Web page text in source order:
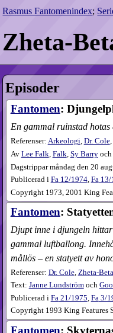
Rasmus Fantomenindex;
Zheta-
Episoder
Fantomen:
En gammal ruinstad hotas
Referenser: Arkeologi, Dr. Cole,
Av Lee Falk, Falk, Sy Barryoch
Dagstrippar måndag den 20
Publicerad i Fa12​/1974, Fa13​/
Copyright 1973, 2001 King
Fantomen:
Djupt inne i djungeln
gammal luftballong.
mållös – en statyett av
Referenser: Dr. Cole, Zheta-
Text: Janne Lundströmoch
Publicerad i Fa21​/1975, Fa3​/
Copyright 1993 King Features
Fantomen: